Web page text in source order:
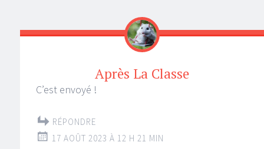
Après La Classe
C’est envoyé !
RÉPONDRE
17 AOÛT 2023 À 12 H 21 MIN